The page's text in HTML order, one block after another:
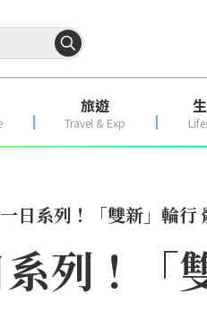
旅遊
Travel & Exp
日系列！「雙新」輪行
列！「